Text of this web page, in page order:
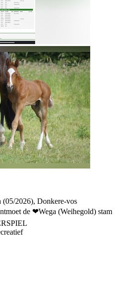
(05/2026), Donkere-vos
de ❤Wega (Weihegold) stam